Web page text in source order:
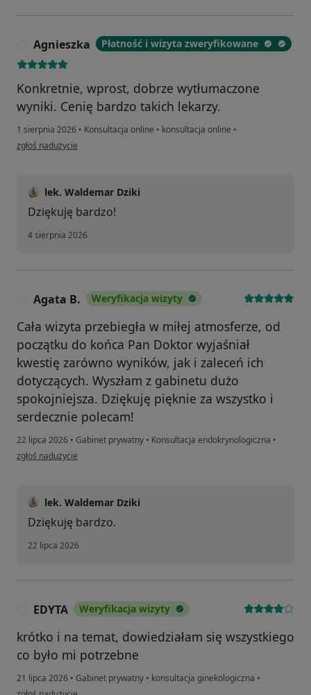
Agnieszka Płatność i wizyta zweryfikowane
Konkretnie, wprost, dobrze wytłumaczone
wyniki. Cenię bardzo takich lekarzy.
1 sierpnia 2026 • Konsultacja online • konsultacja online •
w opinii użytkownika Agnieszka
zgłoś nadużycie
lek. Waldemar Dziki
Dziękuję bardzo!
4 sierpnia 2026
Agata B. Weryfikacja wizyty
Cała wizyta przebiegła w miłej atmosferze, od
początku do końca Pan Doktor wyjaśniał
kwestię zarówno wyników, jak i zaleceń ich
dotyczących. Wyszłam z gabinetu dużo
spokojniejsza. Dziękuję pięknie za wszystko i
serdecznie polecam!
22 lipca 2026 • Gabinet prywatny • Konsultacja endokrynologiczna •
w opinii użytkownika Agata B.
zgłoś nadużycie
lek. Waldemar Dziki
Dziękuję bardzo.
22 lipca 2026
EDYTA Weryfikacja wizyty
krótko i na temat, dowiedziałam się wszystkiego
co było mi potrzebne
21 lipca 2026 • Gabinet prywatny • konsultacja ginekologiczna •
w opinii użytkownika EDYTA